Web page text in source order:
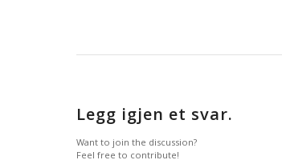
Legg igjen et svar.
Want to join the discussion?
Feel free to contribute!